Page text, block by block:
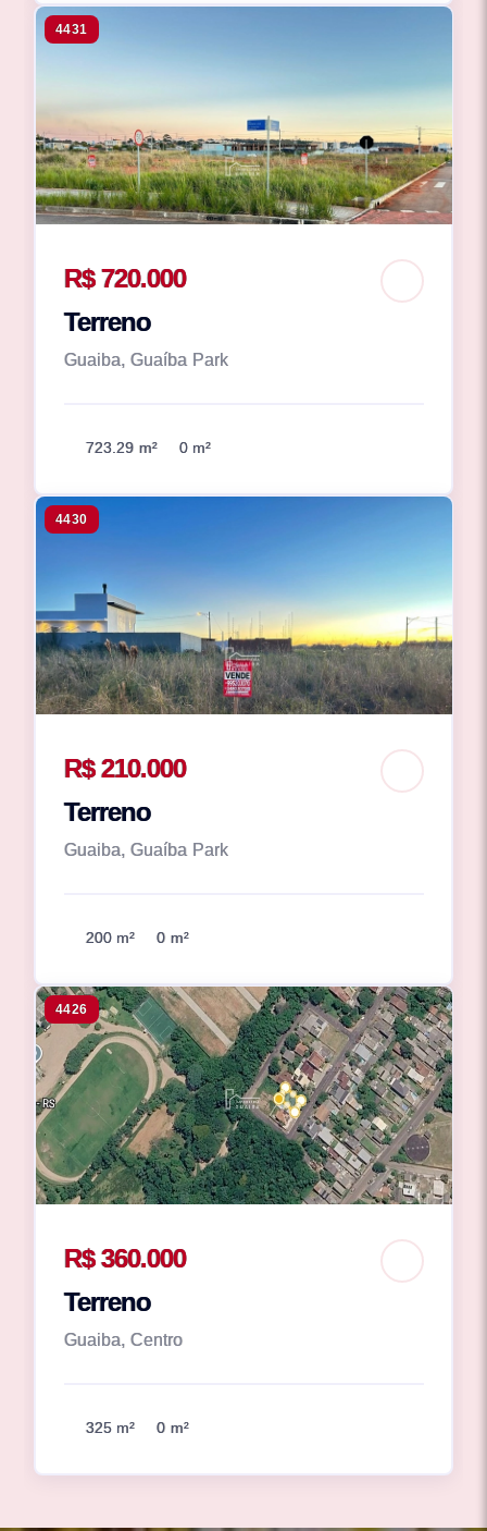
4431
R$ 720.000
Terreno
Guaiba, Guaíba Park
723.29 m² 0 m²
4430
R$ 210.000
Terreno
Guaiba, Guaíba Park
200 m² 0 m²
4426
R$ 360.000
Terreno
Guaiba, Centro
325 m² 0 m²